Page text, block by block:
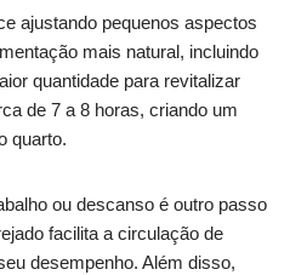
ajustando pequenos aspectos
mais natural, incluindo
quantidade para revitalizar
de 7 a 8 horas, criando um
quarto.
ou descanso é outro passo
facilita a circulação de
desempenho. Além disso,